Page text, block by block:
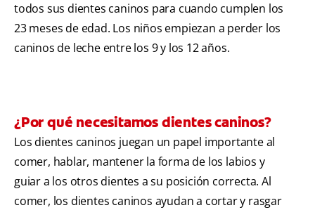
todos sus dientes caninos para cuando cumplen los
23 meses de edad. Los niños empiezan a perder los
caninos de leche entre los 9 y los 12 años.
¿Por qué necesitamos dientes caninos?
Los dientes caninos juegan un papel importante al
comer, hablar, mantener la forma de los labios y
guiar a los otros dientes a su posición correcta. Al
comer, los dientes caninos ayudan a cortar y rasgar